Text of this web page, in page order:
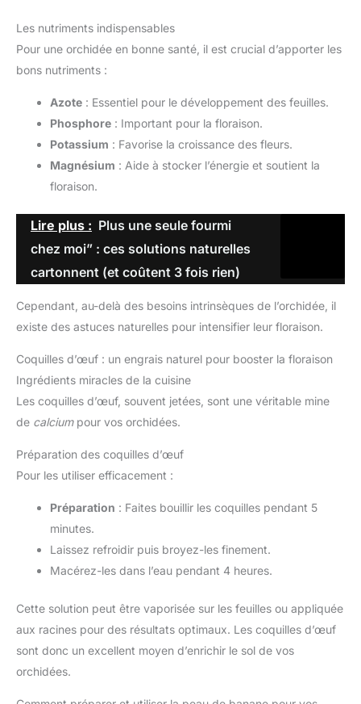
Les nutriments indispensables
Pour une orchidée en bonne santé, il est crucial d’apporter les
bons nutriments :
Azote : Essentiel pour le développement des feuilles.
Phosphore : Important pour la floraison.
Potassium : Favorise la croissance des fleurs.
Magnésium : Aide à stocker l’énergie et soutient la
floraison.
Lire plus : Plus une seule fourmi
chez moi” : ces solutions naturelles
cartonnent (et coûtent 3 fois rien)
Cependant, au-delà des besoins intrinsèques de l’orchidée, il
existe des astuces naturelles pour intensifier leur floraison.
Coquilles d’œuf : un engrais naturel pour booster la floraison
Ingrédients miracles de la cuisine
Les coquilles d’œuf, souvent jetées, sont une véritable mine
de calciumpour vos orchidées.
Préparation des coquilles d’œuf
Pour les utiliser efficacement :
Préparation : Faites bouillir les coquilles pendant 5
minutes.
Laissez refroidir puis broyez-les finement.
Macérez-les dans l’eau pendant 4 heures.
Cette solution peut être vaporisée sur les feuilles ou appliquée
aux racines pour des résultats optimaux. Les coquilles d’œuf
sont donc un excellent moyen d’enrichir le sol de vos
orchidées.